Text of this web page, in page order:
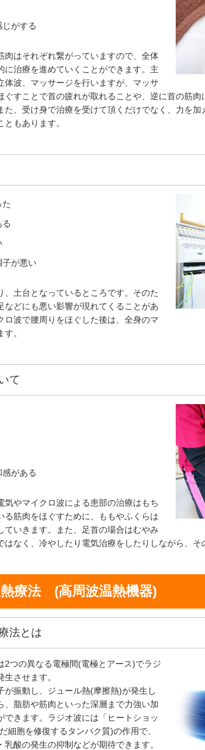
がする
肉はそれぞれ繋がっていますので、全体
に治療を進めていくことができます。主
体波、マッサージを行いますが、マッサ
ぐすことで首の疲れが取れることや、逆に首の筋
た、受け身で治療を受けて頂くだけでなく、力を
もあります。
子が悪い
、土台となっているところです。そのた
などにも悪い影響が現れてくることがあ
ロ波で腰周りをほぐした後は、全身のマ
。
て
がある
気やマイクロ波による患部の治療はもち
る筋肉をほぐすために、ももやふくらは
ていきます。また、足首の場合はむやみ
はなく、冷やしたり電気治療をしたりしながら、そ
療法 (高周波温熱機器)
法とは
2つの異なる電極間(電極とアース)でラジ
させます。
が振動し、ジュール熱(摩擦熱)が発生し
、脂肪や筋肉といった深層まで力強い加
できます。ラジオ波には「ヒートショッ
細胞を修復するタンパク質)の作用で、
酸の発生の抑制などが期待できます。